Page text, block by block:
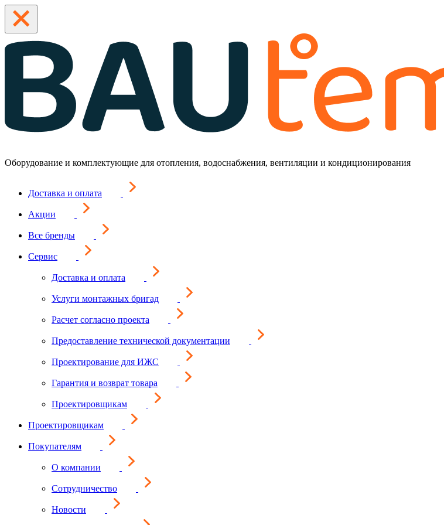
Оборудование и комплектующие для отопления, водоснабжения, вентиляции и кондиционирования
Доставка и оплата
Акции
Все бренды
Сервис
Доставка и оплата
Услуги монтажных бригад
Расчет согласно проекта
Предоставление технической документации
Проектирование для ИЖС
Гарантия и возврат товара
Проектировщикам
Проектировщикам
Покупателям
О компании
Сотрудничество
Новости